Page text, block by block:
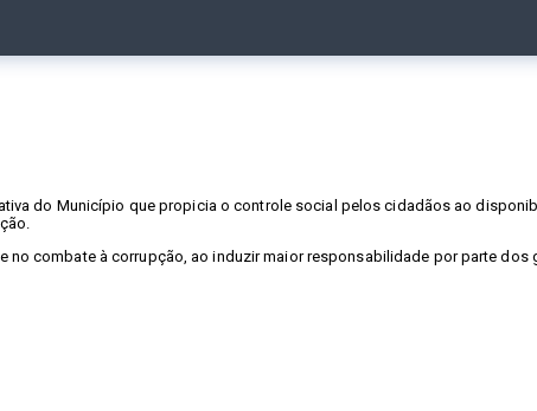
do Município que propicia o controle social pelos cidadãos ao
no combate à corrupção, ao induzir maior responsabilidade por parte